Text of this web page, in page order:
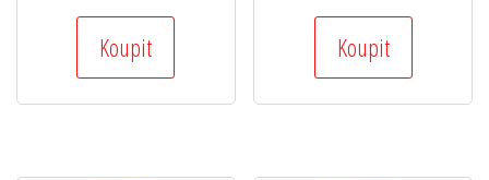
Koupit Koupit